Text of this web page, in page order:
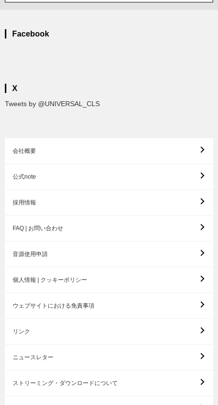
Facebook
X
Tweets by @UNIVERSAL_CLS
会社概要
公式note
採用情報
FAQ | お問い合わせ
音源使用申請
個人情報 | クッキーポリシー
ウェブサイトにおける免責事項
リンク
ニュースレター
ストリーミング・ダウンロードについて